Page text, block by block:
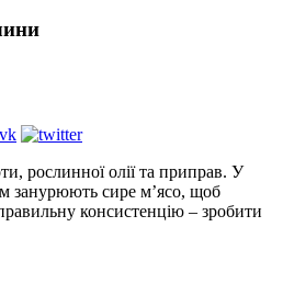
рослинної олії та приправ. У
занурюють сире м’ясо, щоб
консистенцію – зробити